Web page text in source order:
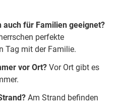
auch für Familien geeignet?
perfekte
Tag mit der Familie.
vor Ort? Vor Ort gibt es
Am Strand befinden